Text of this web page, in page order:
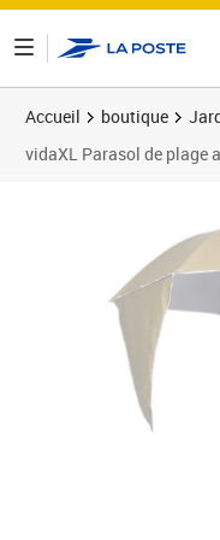
Accueil boutique
vidaXL Parasol de plage